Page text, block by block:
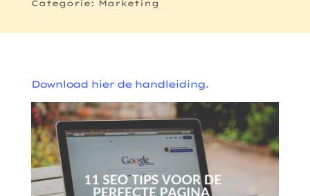
Categorie: Marketing
Download hier de handleiding.